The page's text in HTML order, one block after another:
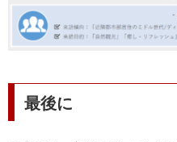
最後に